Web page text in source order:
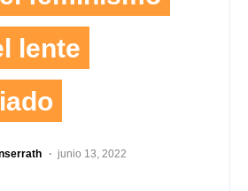
lente
junio 13, 2022